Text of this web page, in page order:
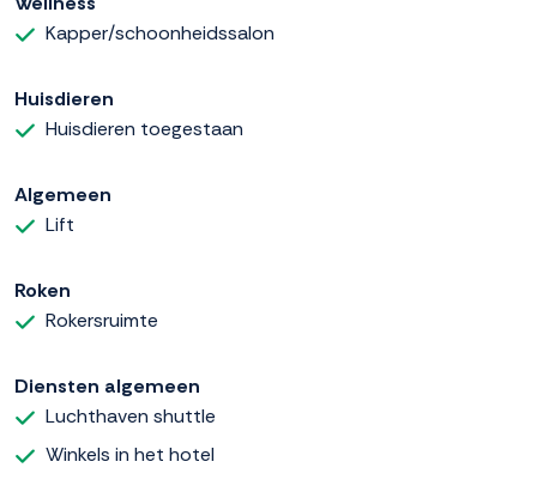
Kapper/schoonheidssalon
Huisdieren
Huisdieren toegestaan
Algemeen
Lift
Roken
Rokersruimte
Diensten algemeen
Luchthaven shuttle
Winkels in het hotel